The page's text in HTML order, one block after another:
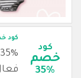
كود
خصم
35%
كود